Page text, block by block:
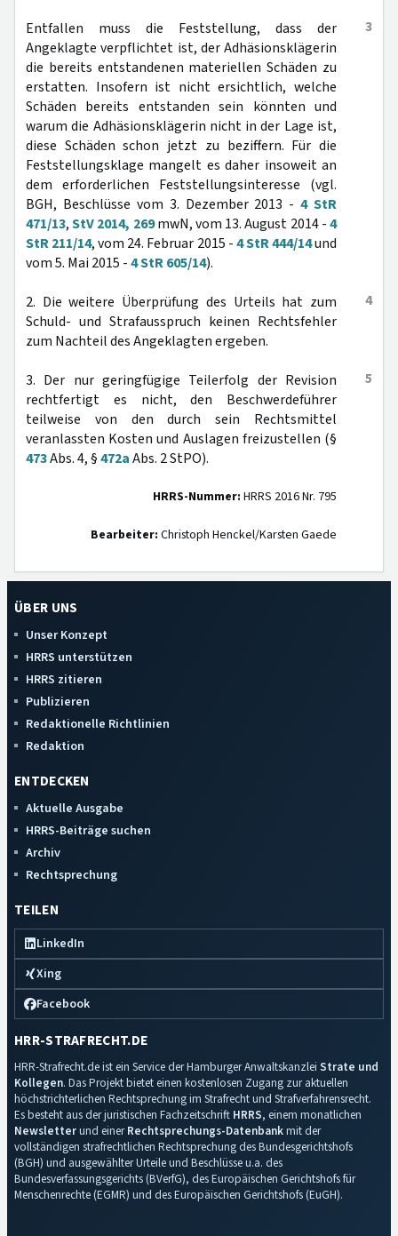
3
Entfallen muss die Feststellung, dass der
Angeklagte verpflichtet ist, der Adhäsionsklägerin
die bereits entstandenen materiellen Schäden zu
erstatten. Insofern ist nicht ersichtlich, welche
Schäden bereits entstanden sein könnten und
warum die Adhäsionsklägerin nicht in der Lage ist,
diese Schäden schon jetzt zu beziffern. Für die
Feststellungsklage mangelt es daher insoweit an
dem erforderlichen Feststellungsinteresse (vgl.
BGH, Beschlüsse vom 3. Dezember 2013 -4 StR
471/13,StV 2014, 269mwN, vom 13. August 2014 -4
StR 211/14, vom 24. Februar 2015 -4 StR 444/14und
vom 5. Mai 2015 -4 StR 605/14).
4
2. Die weitere Überprüfung des Urteils hat zum
Schuld- und Strafausspruch keinen Rechtsfehler
zum Nachteil des Angeklagten ergeben.
5
3. Der nur geringfügige Teilerfolg der Revision
rechtfertigt es nicht, den Beschwerdeführer
teilweise von den durch sein Rechtsmittel
veranlassten Kosten und Auslagen freizustellen (§
473Abs. 4, §472aAbs. 2 StPO).
HRRS-Nummer: HRRS 2016 Nr. 795
Bearbeiter: Christoph Henckel/Karsten Gaede
ÜBER UNS
Unser Konzept
HRRS unterstützen
HRRS zitieren
Publizieren
Redaktionelle Richtlinien
Redaktion
ENTDECKEN
Aktuelle Ausgabe
HRRS-Beiträge suchen
Archiv
Rechtsprechung
TEILEN
LinkedIn
Xing
Facebook
HRR-STRAFRECHT.DE
HRR-Strafrecht.de ist ein Service der Hamburger Anwaltskanzlei Strate und
Kollegen. Das Projekt bietet einen kostenlosen Zugang zur aktuellen
höchstrichterlichen Rechtsprechung im Strafrecht und Strafverfahrensrecht.
Es besteht aus der juristischen Fachzeitschrift HRRS, einem monatlichen
Newsletterund einerRechtsprechungs-Datenbankmit der
vollständigen strafrechtlichen Rechtsprechung des Bundesgerichtshofs
(BGH) und ausgewählter Urteile und Beschlüsse u.a. des
Bundesverfassungsgerichts (BVerfG), des Europäischen Gerichtshofs für
Menschenrechte (EGMR) und des Europäischen Gerichtshofs (EuGH).